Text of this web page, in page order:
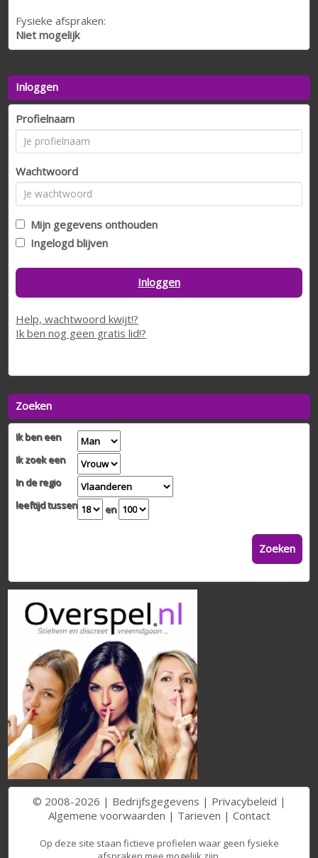
Fysieke afspraken:
Niet mogelijk
Inloggen
Profielnaam
Wachtwoord
Mijn gegevens onthouden
Ingelogd blijven
Inloggen
Help, wachtwoord kwijt!?
Ik ben nog geen gratis lid!?
Zoeken
Ik ben een
Ik zoek een
In de regio
leeftijd tussen
en
Zoeken
© 2008-2026 | Bedrijfsgegevens | Privacybeleid |
Algemene voorwaarden | Tarieven | Contact
Op deze site staan fictieve profielen waar geen fysieke